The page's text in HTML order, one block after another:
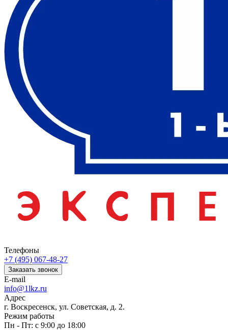
Телефоны
+7 (495) 067-48-27
Заказать звонок
E-mail
info@1lkz.ru
Адрес
г. Воскресенск, ул. Советская, д. 2.
Режим работы
Пн - Пт: с 9:00 до 18:00